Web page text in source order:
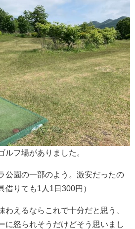
フ場がありました。
公園の一部のよう。激安だったの
借りても1人1日300円）
わえるならこれで十分だと思う、
に怒られそうだけどそう思いまし